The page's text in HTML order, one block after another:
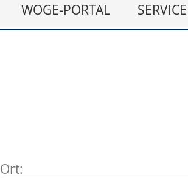
WOGE-PORTAL SERVICE
Ort: